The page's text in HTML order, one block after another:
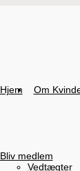
Hjem Om
Bliv medlem
Vedtægter